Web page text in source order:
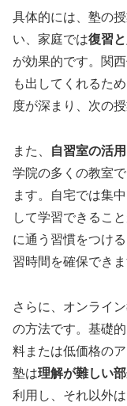
具体的には、塾の
い、家庭では復習
が効果的です。関
も出してくれるた
度が深まり、次の
また、 自習室の活用
学院の多くの教室
ます。自宅では集
して学習できるこ
に通う習慣をつけ
習時間を確保できま
さらに、オンライ
の方法です。基礎
料または低価格の
塾は理解が難しい
利用し、それ以外